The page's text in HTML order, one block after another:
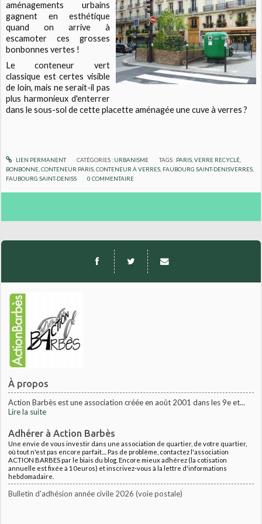
À propos
Action Barbès est une association créée en août 2001 dans les 9e et...
Lire la suite
Adhérer à Action Barbès
Une envie de vous investir dans une association de quartier, de votre quartier,
où tout n'est pas encore parfait.... Pas de problème, contactez l'association
ACTION BARBES par le biais du blog. Encore mieux adhérez (la cotisation
annuelle est fixée à 10euros) et inscrivez-vous à la lettre d'informations
hebdomadaire.
Bulletin d'adhésion année civile 2026 (voie postale)
aménagements urbains
gagnent en esthétique
quand on arrive à
escamoter ces grosses
bonbonnes vertes !
Le conteneur vert
classique est certes visible
de loin, mais ne serait-il pas
plus harmonieux d'enterrer
dans le sous-sol de cette placette aménagée une cuve à verres ?
LIEN PERMANENT CATÉGORIES : URBANISME TAGS : PARIS ,VERRE RECYCLÉ
BONBONNE ,CONTENEUR PARIS ,CONTENEUR À VERRES FAUBOURG SAINT-DENISVERRES
FAUBOURG SAINT-DENISS
0 COMMENTAIRE